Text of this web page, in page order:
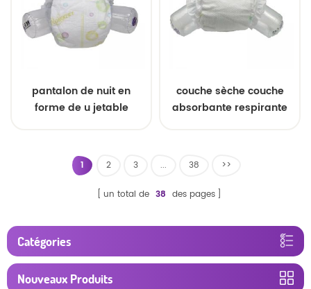
pantalon de nuit en
forme de u jetable
couche sèche couche
absorbante respirante
1 2 3 ... 38 >>
un total de 38 des pages
Catégories
Nouveaux Produits